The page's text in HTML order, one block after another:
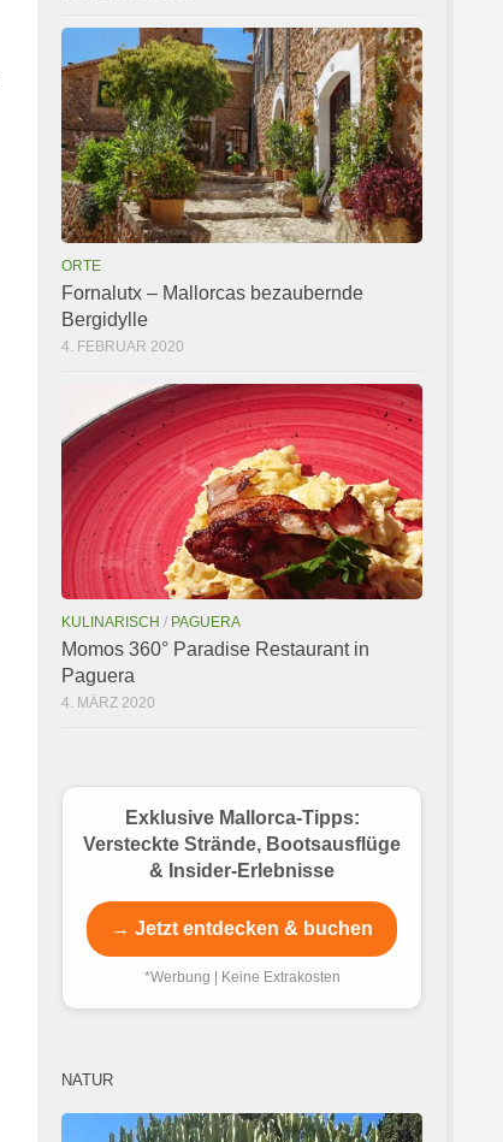
ORTE
Fornalutx – Mallorcas bezaubernde
Bergidylle
4. FEBRUAR 2020
KULINARISCH / PAGUERA
Momos 360° Paradise Restaurant in
Paguera
4. MÄRZ 2020
Exklusive Mallorca-Tipps:
Versteckte Strände, Bootsausflüge
& Insider-Erlebnisse
→ Jetzt entdecken & buchen
*Werbung | Keine Extrakosten
NATUR